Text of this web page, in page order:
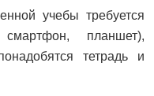
учебы требуется
планшет),
тетрадь и